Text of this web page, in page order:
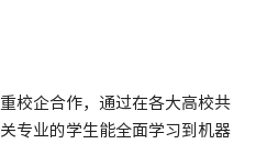
校企合作，通过在各大高校共
专业的学生能全面学习到机器